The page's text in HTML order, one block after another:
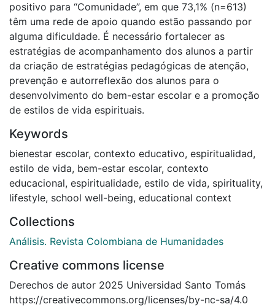
positivo para “Comunidade”, em que 73,1% (n=613)
têm uma rede de apoio quando estão passando por
alguma dificuldade. É necessário fortalecer as
estratégias de acompanhamento dos alunos a partir
da criação de estratégias pedagógicas de atenção,
prevenção e autorreflexão dos alunos para o
desenvolvimento do bem-estar escolar e a promoção
de estilos de vida espirituais.
Keywords
bienestar escolar, contexto educativo, espiritualidad,
estilo de vida, bem-estar escolar, contexto
educacional, espiritualidade, estilo de vida, spirituality,
lifestyle, school well-being, educational context
Collections
Análisis. Revista Colombiana de Humanidades
Creative commons license
Derechos de autor 2025 Universidad Santo Tomás
https://creativecommons.org/licenses/by-nc-sa/4.0